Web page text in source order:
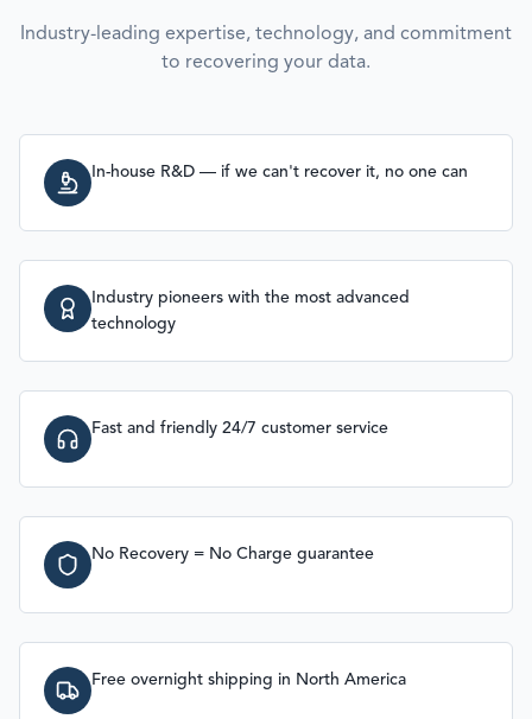
Industry-leading expertise, technology, and commitment
to recovering your data.
In-house R&D — if we can't recover it, no one can
Industry pioneers with the most advanced
technology
Fast and friendly 24/7 customer service
No Recovery = No Charge guarantee
Free overnight shipping in North America